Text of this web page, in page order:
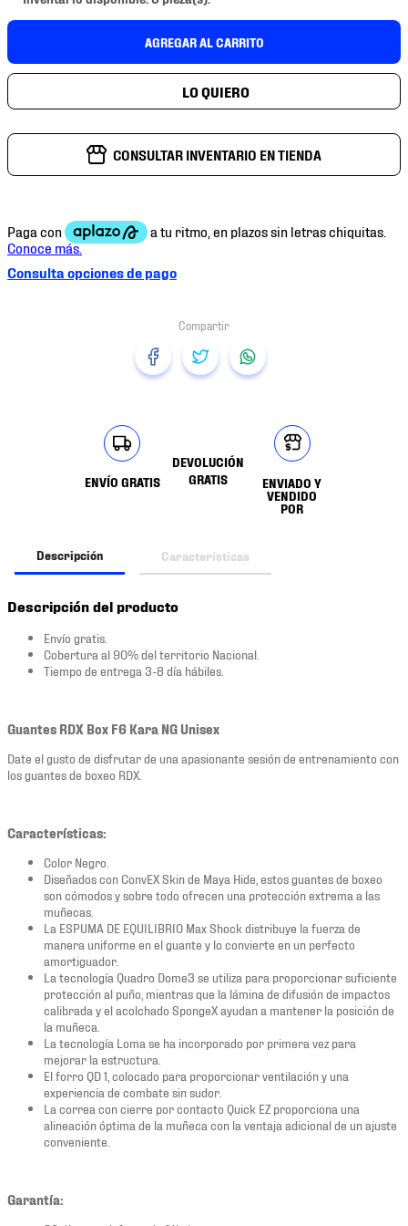
AGREGAR AL CARRITO
CONSULTAR INVENTARIO EN TIENDA
Consulta opciones de pago
ENVÍO GRATIS
DEVOLUCIÓN
GRATIS
ENVIADO Y
VENDIDO
POR
Descripción Características
Descripción del producto
Envío gratis.
Cobertura al 90% del territorio Nacional.
Tiempo de entrega 3-8 día hábiles.
Guantes RDX Box F6 Kara NG Unisex
Date el gusto de disfrutar de una apasionante sesión de entrenamiento con
los guantes de boxeo RDX.
Características:
Color Negro.
Diseñados con ConvEX Skin de Maya Hide, estos guantes de boxeo
son cómodos y sobre todo ofrecen una protección extrema a las
muñecas.
La ESPUMA DE EQUILIBRIO Max Shock distribuye la fuerza de
manera uniforme en el guante y lo convierte en un perfecto
amortiguador.
La tecnología Quadro Dome3 se utiliza para proporcionar suficiente
protección al puño, mientras que la lámina de difusión de impactos
calibrada y el acolchado SpongeX ayudan a mantener la posición de
la muñeca.
La tecnología Loma se ha incorporado por primera vez para
mejorar la estructura.
El forro QD 1, colocado para proporcionar ventilación y una
experiencia de combate sin sudor.
La correa con cierre por contacto Quick EZ proporciona una
alineación óptima de la muñeca con la ventaja adicional de un ajuste
conveniente.
Garantía:
7.
mochilas
9.
tenis niño
10. tenis nike